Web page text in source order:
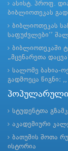
ასისტ. პროფ.
ბიბლიოთეკას
ბიბლიოთეკას
საფუძვლები’’
ბიბლიოთეკაში
„მცენარეთა
სალომე ბახია-
გადმოეცა წიგნი:
პოპულარული
სტუდენტთა
აკადემიური
ბათუმის შოთა
ისტორია